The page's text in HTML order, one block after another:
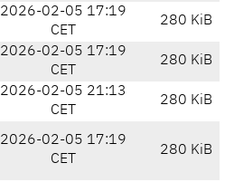
2026-02-05 17:19
CET
280 KiB
2026-02-05 17:19
CET
280 KiB
2026-02-05 21:13
CET
280 KiB
2026-02-05 17:19
CET
280 KiB